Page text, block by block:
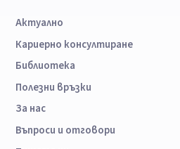
Актуално
Кариерно консултиране
Библиотека
Полезни връзки
За нас
Въпроси и отговори